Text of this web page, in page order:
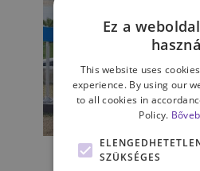
„Egerszegi óta
Ez a
This website uses
experience. By using our
to all cookies in
Policy.
SZÜKSÉGES